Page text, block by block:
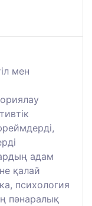
мен
адам
қалай
психология
пәнаралық